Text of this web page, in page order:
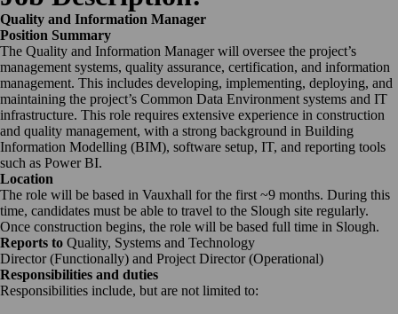
Quality and Information Manager
Position Summary
The Quality and Information Manager will oversee the project’s
management systems, quality assurance, certification, and information
management. This includes developing, implementing, deploying, and
maintaining the project’s Common Data Environment systems and IT
infrastructure. This role requires extensive experience in construction
and quality management, with a strong background in Building
Information Modelling (BIM), software setup, IT, and reporting tools
such as Power BI.
Location
The role will be based in Vauxhall for the first ~9 months. During this
time, candidates must be able to travel to the Slough site regularly.
Once construction begins, the role will be based full time in Slough.
Reports to Quality, Systems and Technology
Director (Functionally) and Project Director (Operational)
Responsibilities and duties
Responsibilities include, but are not limited to: